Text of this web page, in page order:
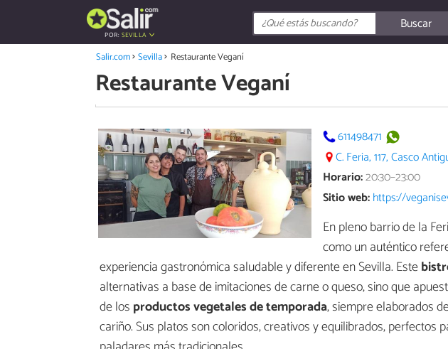
POR: SEVILLA
Buscar
Salir.com Sevilla Restaurante Veganí
Restaurante Veganí
611498471
C. Feria, 117, Casco
Horario:20:30–23:00
Sitio web:https://
En pleno barrio de la
como un auténtico
experiencia gastronómica saludable y diferente en Sevilla. Este
alternativas a base de imitaciones de carne o queso, sino que
de los productos vegetales de temporada, siempre elaborados
cariño. Sus platos son coloridos, creativos y equilibrados, perfectos